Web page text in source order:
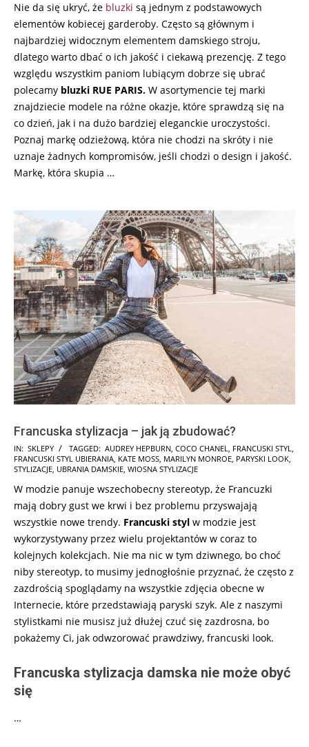
17
Nie da się ukryć, że bluzki są jednym z podstawowych
elementów kobiecej garderoby. Często są głównym i
najbardziej widocznym elementem damskiego stroju,
dlatego warto dbać o ich jakość i ciekawą prezencję. Z tego
względu wszystkim paniom lubiącym dobrze się ubrać
polecamy bluzki RUE PARIS. W asortymencie tej marki
znajdziecie modele na różne okazje, które sprawdzą się na
co dzień, jak i na dużo bardziej eleganckie uroczystości.
Poznaj markę odzieżową, która nie chodzi na skróty i nie
uznaje żadnych kompromisów, jeśli chodzi o design i jakość.
Markę, która skupia …
Francuska stylizacja – jak ją zbudować?
2025-
03-
IN: SKLEPY TAGGED: AUDREY HEPBURN COCO CHANEL FRANCUSKI STYL
FRANCUSKI STYL UBIERANIA KATE MOSS MARILYN MONROE PARYSKI LOOK
STYLIZACJE UBRANIA DAMSKIE WIOSNA STYLIZACJE
W modzie panuje wszechobecny stereotyp, że Francuzki
mają dobry gust we krwi i bez problemu przyswajają
wszystkie nowe trendy. Francuski styl w modzie jest
wykorzystywany przez wielu projektantów w coraz to
kolejnych kolekcjach. Nie ma nic w tym dziwnego, bo choć
niby stereotyp, to musimy jednogłośnie przyznać, że często z
zazdrością spoglądamy na wszystkie zdjęcia obecne w
Internecie, które przedstawiają paryski szyk. Ale z naszymi
stylistkami nie musisz już dłużej czuć się zazdrosna, bo
pokażemy Ci, jak odwzorować prawdziwy, francuski look.
Francuska stylizacja damska nie może obyć
się
…